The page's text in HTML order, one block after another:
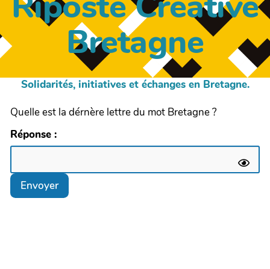
Bretagne
Solidarités, initiatives et échanges en Bretagne.
Quelle est la dérnère lettre du mot Bretagne ?
Réponse :
Envoyer